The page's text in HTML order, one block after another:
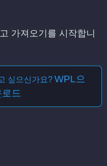
가져오기를 시작합니
싶으신가요? WPL으
드